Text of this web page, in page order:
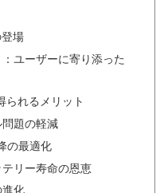
場
ユーザーに寄り添った
られるメリット
題の軽減
の最適化
リー寿命の恩恵
進化